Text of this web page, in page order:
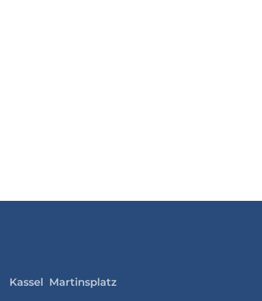
Kassel Martinsplatz